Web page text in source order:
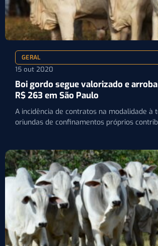
GERAL
15 out 2020
Boi gordo segue valorizado e
R$ 263 em São Paulo
A incidência de contratos na modalidade à
oriundas de confinamentos próprios